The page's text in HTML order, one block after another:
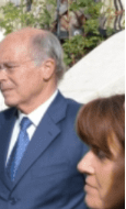
религиозный
Тела и
торжеств